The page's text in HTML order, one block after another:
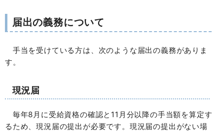
届出の義務について
手当を受けている方は、次のような届出の義務がありま
す。
現況届
毎年8月に受給資格の確認と11月分以降の手当額を算定す
るため、現況届の提出が必要です。現況届の提出がない場